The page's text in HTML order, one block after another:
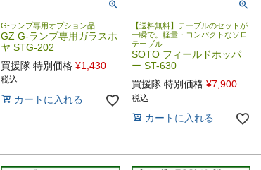
G-ランプ専用オプション品
GZ G-ランプ専用ガラスホ
ヤ STG-202
買援隊 特別価格 ¥1,430
税込
カートに入れる
【送料無料】テーブルのセットが
一瞬で。軽量・コンパクトなソロ
テーブル
SOTO フィールドホッパ
ー ST-630
買援隊 特別価格 ¥7,900
税込
カートに入れる